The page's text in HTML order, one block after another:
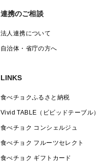
連携のご相談
法人連携について
自治体・省庁の方へ
LINKS
食べチョクふるさと納税
Vivid TABLE（ビビッドテーブル）
食べチョク コンシェルジュ
食べチョク フルーツセレクト
食べチョク ギフトカード